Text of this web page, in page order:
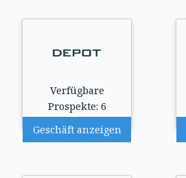
Verfügbare
Prospekte: 6
Geschäft anzeigen